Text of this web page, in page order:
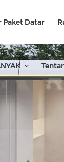
Paket Datar